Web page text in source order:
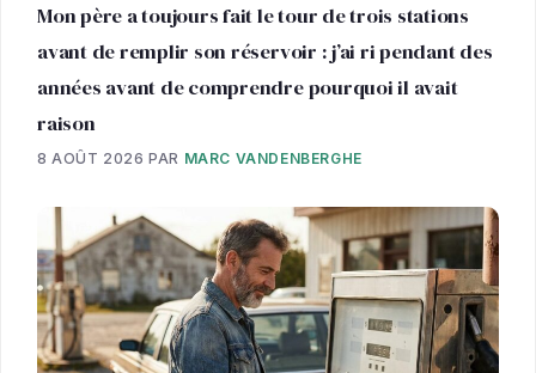
Mon père a toujours fait le tour de trois stations
avant de remplir son réservoir : j’ai ri pendant des
années avant de comprendre pourquoi il avait
raison
8 AOÛT 2026 PAR MARC VANDENBERGHE